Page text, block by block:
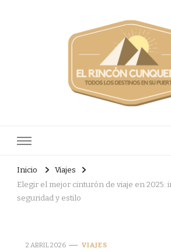
Inicio
Viajes
Elegir el mejor cinturón de viaje en 2025:
seguridad y estilo
2 ABRIL 2026 VIAJES